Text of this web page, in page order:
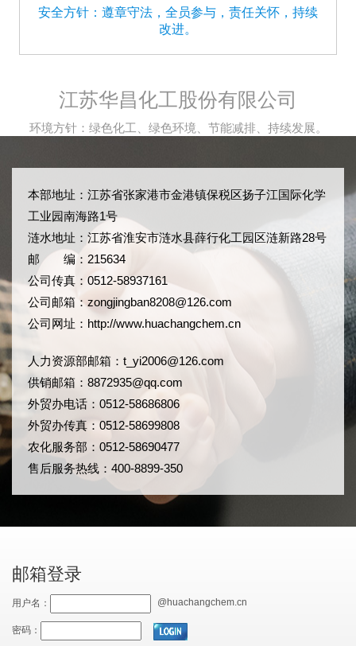
安全方针：遵章守法，全员参与，责任关怀，持续
改进。
江苏华昌化工股份有限公司
环境方针：绿色化工、绿色环境、节能减排、持续发展。
本部地址：江苏省张家港市金港镇保税区扬子江国际化学
工业园南海路1号
涟水地址：江苏省淮安市涟水县薛行化工园区涟新路28号
邮 编：215634
公司传真：0512-58937161
公司邮箱： zongjingban8208@126.com
公司网址： http://www.huachangchem.cn
人力资源部邮箱： t_yi2006@126.com
供销邮箱：8872935@qq.com
外贸办电话：0512-58686806
外贸办传真：0512-58699808
农化服务部：0512-58690477
售后服务热线：400-8899-350
邮箱登录
用户名： @huachangchem.cn
密码：